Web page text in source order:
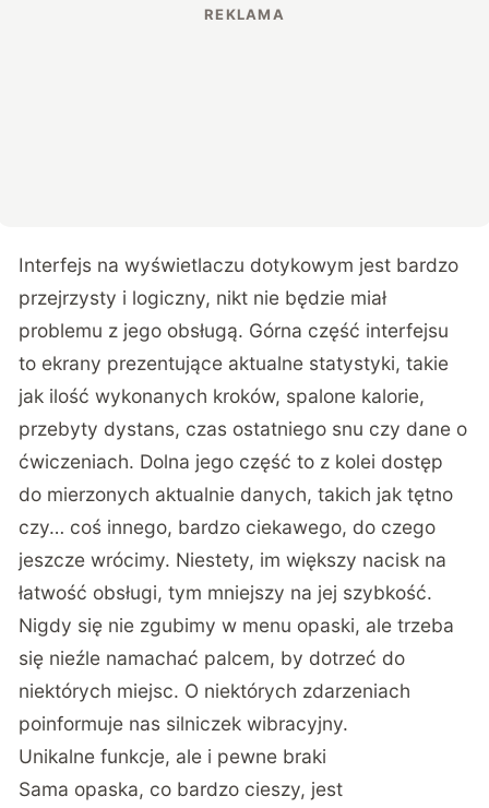
Interfejs na wyświetlaczu dotykowym jest bardzo
przejrzysty i logiczny, nikt nie będzie miał
problemu z jego obsługą. Górna część interfejsu
to ekrany prezentujące aktualne statystyki, takie
jak ilość wykonanych kroków, spalone kalorie,
przebyty dystans, czas ostatniego snu czy dane o
ćwiczeniach. Dolna jego część to z kolei dostęp
do mierzonych aktualnie danych, takich jak tętno
czy… coś innego, bardzo ciekawego, do czego
jeszcze wrócimy. Niestety, im większy nacisk na
łatwość obsługi, tym mniejszy na jej szybkość.
Nigdy się nie zgubimy w menu opaski, ale trzeba
się nieźle namachać palcem, by dotrzeć do
niektórych miejsc. O niektórych zdarzeniach
poinformuje nas silniczek wibracyjny.
Unikalne funkcje, ale i pewne braki
Sama opaska, co bardzo cieszy, jest